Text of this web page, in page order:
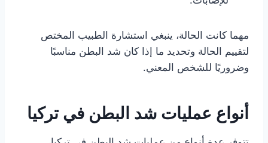
مهما كانت الحالة، ينبغي استشارة الطبيب المختص
لتقييم الحالة وتحديد ما إذا كان شد البطن مناسبًا
وضروريًا للشخص المعني.
أنواع عمليات شد البطن في تركيا